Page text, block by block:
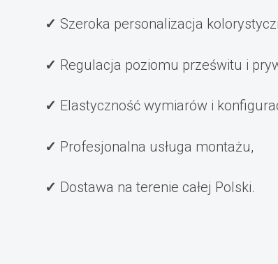
Szeroka personalizacja
Regulacja poziomu prześwitu i
Elastyczność wymiarów i
Profesjonalna usługa montażu,
Dostawa na terenie całej Polski.